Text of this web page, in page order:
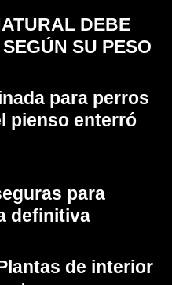
DEBE
SU PESO
8
para perros
pienso enterró
para
definitiva
de interior